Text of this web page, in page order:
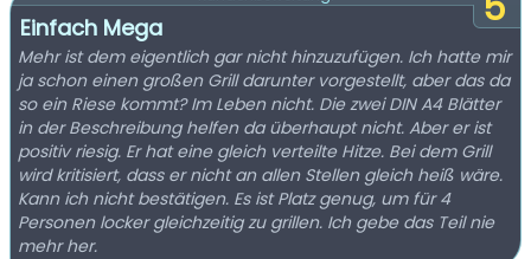
Einfach Mega
Mehr ist dem eigentlich gar nicht hinzuzufügen. Ich hatte mir
ja schon einen großen Grill darunter vorgestellt, aber das da
so ein Riese kommt? Im Leben nicht. Die zwei DIN A4 Blätter
in der Beschreibung helfen da überhaupt nicht. Aber er ist
positiv riesig. Er hat eine gleich verteilte Hitze. Bei dem Grill
wird kritisiert, dass er nicht an allen Stellen gleich heiß wäre.
Kann ich nicht bestätigen. Es ist Platz genug, um für 4
Personen locker gleichzeitig zu grillen. Ich gebe das Teil nie
mehr her.